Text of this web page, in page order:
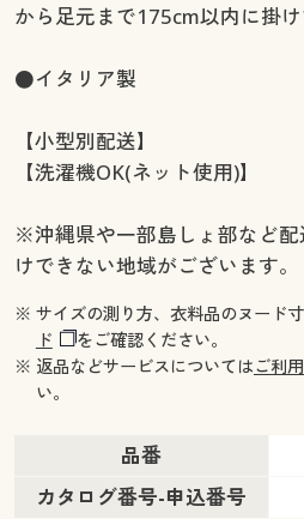
から足元まで175cm以内に掛け
●イタリア製
【小型別配送】
【洗濯機OK(ネット使用)】
※沖縄県や一部島しょ部など
けできない地域がございます。
※ サイズの測り方、衣料品のヌード
ド
をご確認ください。
※ 返品などサービスについてはご利
い。
品番
カタログ番号-申込番号